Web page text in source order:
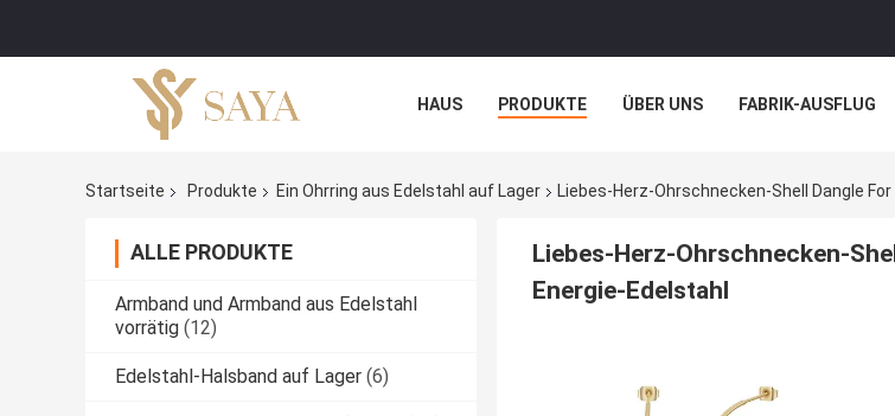
HAUS PRODUKTE ÜBER UNS FABRIK-AUSFLUG
Startseite
Produkte Ein Ohrring aus Edelstahl auf Lager Liebes-Herz-Ohrschnecken-Shell Dangle
ALLE PRODUKTE
Armband und Armband aus Edelstahl
vorrätig (12)
Edelstahl-Halsband auf Lager (6)
Liebes-Herz-Ohrschnecken-
Energie-Edelstahl